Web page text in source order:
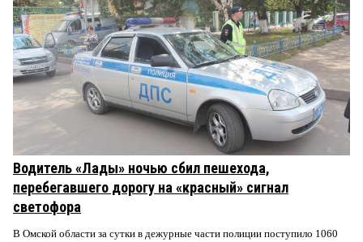
Водитель «Лады» ночью сбил пешехода,
перебегавшего дорогу на «красный» сигнал
светофора
В Омской области за сутки в дежурные части полиции поступило 1060